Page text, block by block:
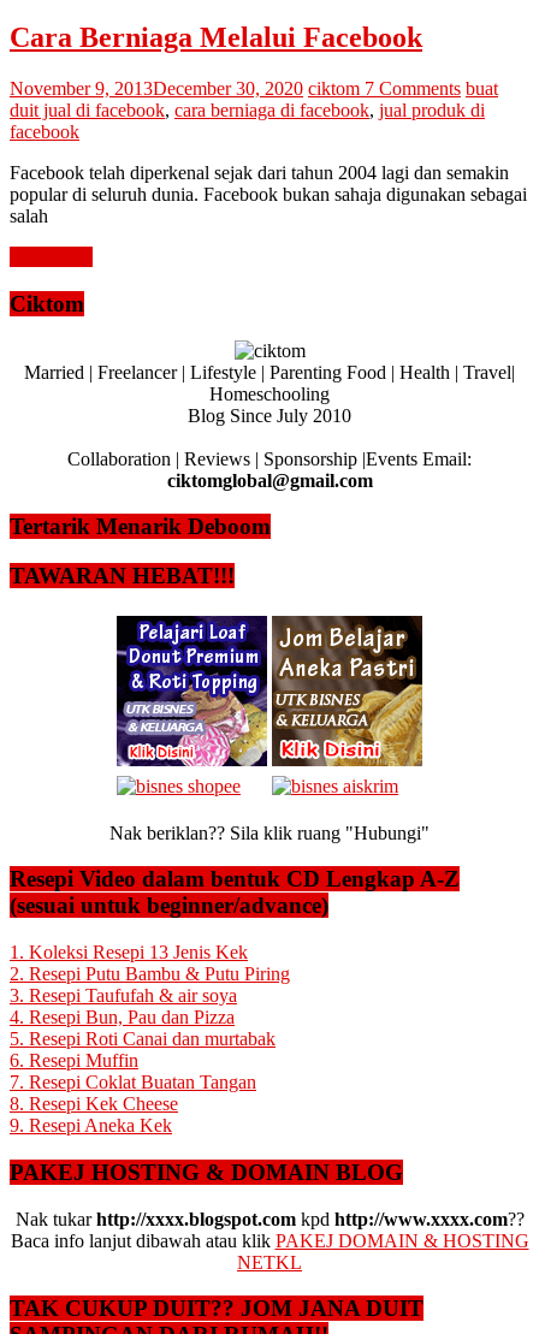
Cara Berniaga Melalui Facebook
November 9, 2013December 30, 2020 ciktom 7 Comments buat
duit jual di facebook, cara berniaga di facebook, jual produk di
facebook
Facebook telah diperkenal sejak dari tahun 2004 lagi dan semakin
popular di seluruh dunia. Facebook bukan sahaja digunakan sebagai
salah
Ciktom
Married | Freelancer | Lifestyle | Parenting Food | Health | Travel|
Homeschooling
Blog Since July 2010
Collaboration | Reviews | Sponsorship |Events Email:
ciktomglobal@gmail.com
Tertarik Menarik Deboom
TAWARAN HEBAT!!!
Nak beriklan?? Sila klik ruang "Hubungi"
Resepi Video dalam bentuk CD Lengkap A-Z
(sesuai untuk beginner/advance)
1. Koleksi Resepi 13 Jenis Kek
2. Resepi Putu Bambu & Putu Piring
3. Resepi Taufufah & air soya
4. Resepi Bun, Pau dan Pizza
5. Resepi Roti Canai dan murtabak
6. Resepi Muffin
7. Resepi Coklat Buatan Tangan
8. Resepi Kek Cheese
9. Resepi Aneka Kek
PAKEJ HOSTING & DOMAIN BLOG
Nak tukarhttp://xxxx.blogspot.comkpd http://www.xxxx.com??
Baca info lanjut dibawah atau klik PAKEJ DOMAIN & HOSTING
NETKL
TAK CUKUP DUIT?? JOM JANA DUIT